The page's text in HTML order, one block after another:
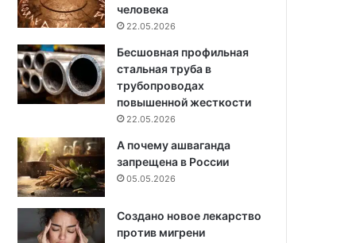
человека
22.05.2026
Бесшовная профильная
стальная труба в
трубопроводах
повышенной жесткости
22.05.2026
А почему ашваганда
запрещена в России
05.05.2026
Создано новое лекарство
против мигрени